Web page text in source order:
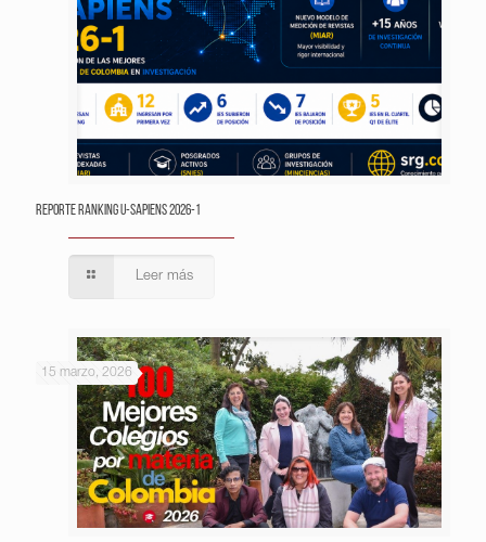
Reporte Ranking U-Sapiens 2026-1
Leer más
15 marzo, 2026